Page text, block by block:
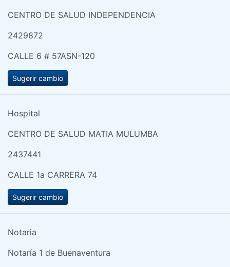
CENTRO DE SALUD INDEPENDENCIA
2429872
CALLE 6 # 57ASN-120
Sugerir cambio
Hospital
CENTRO DE SALUD MATIA MULUMBA
2437441
CALLE 1a CARRERA 74
Sugerir cambio
Notaria
Notaría 1 de Buenaventura